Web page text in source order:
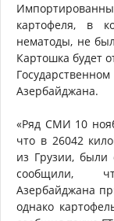
картофеля, в
нематоды, не
Картошка будет
Азербайджана.
«Ряд СМИ 10
что в 26042
из Грузии,
сообщили,
Азербайджана
однако